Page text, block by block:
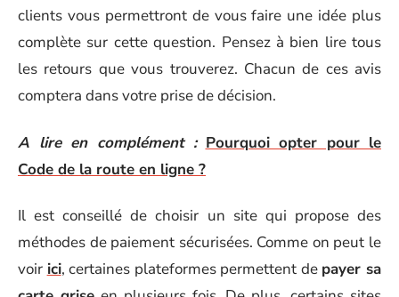
clients vous permettront de vous faire une idée plus
complète sur cette question. Pensez à bien lire tous
les retours que vous trouverez. Chacun de ces avis
comptera dans votre prise de décision.
A lire en complément : Pourquoi opter pour le
Code de la route en ligne ?
Il est conseillé de choisir un site qui propose des
méthodes de paiement sécurisées. Comme on peut le
voir ici, certaines plateformes permettent de payer sa